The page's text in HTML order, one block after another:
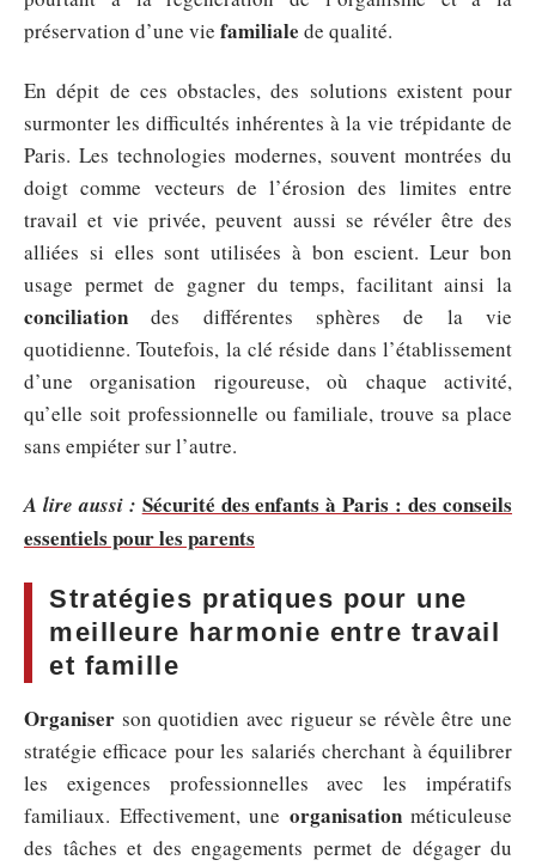
préservation d’une vie familiale de qualité.
En dépit de ces obstacles, des solutions existent pour
surmonter les difficultés inhérentes à la vie trépidante de
Paris. Les technologies modernes, souvent montrées du
doigt comme vecteurs de l’érosion des limites entre
travail et vie privée, peuvent aussi se révéler être des
alliées si elles sont utilisées à bon escient. Leur bon
usage permet de gagner du temps, facilitant ainsi la
conciliation des différentes sphères de la vie
quotidienne. Toutefois, la clé réside dans l’établissement
d’une organisation rigoureuse, où chaque activité,
qu’elle soit professionnelle ou familiale, trouve sa place
sans empiéter sur l’autre.
A lire aussi : Sécurité des enfants à Paris : des conseils
essentiels pour les parents
Stratégies pratiques pour une
meilleure harmonie entre travail
et famille
Organiser son quotidien avec rigueur se révèle être une
stratégie efficace pour les salariés cherchant à équilibrer
les exigences professionnelles avec les impératifs
familiaux. Effectivement, une organisationméticuleuse
des tâches et des engagements permet de dégager du